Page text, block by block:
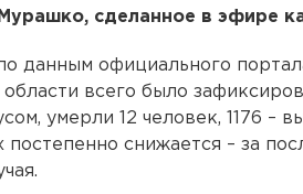
сделанное в эфире
данным официального
области всего было
умерли 12 человек, 1176 –
постепенно снижается – за